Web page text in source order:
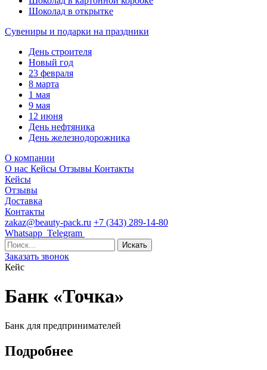
Шоколад в открытке
Сувениры и подарки на праздники
День строителя
Новый год
23 февраля
8 марта
1 мая
9 мая
12 июня
День нефтяника
День железнодорожника
О компании
О нас Кейсы Отзывы Контакты
Кейсы
Отзывы
Доставка
Контакты
zakaz@beauty-pack.ru +7 (343) 289-14-80
Whatsapp Telegram
Заказать звонок
Кейс
Банк «Точка»
Банк для предпринимателей
Подробнее